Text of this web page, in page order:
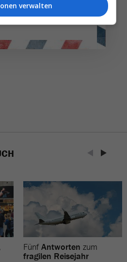
ENTDECKEN
FünfAntworten zum
fragilen Reisejahr
verwalten